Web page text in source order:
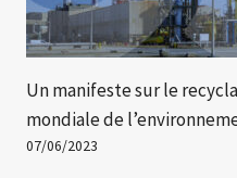
Un manifeste sur le
mondiale de
07/06/2023